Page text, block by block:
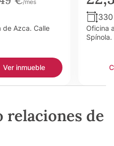
/mes
de Azca. Calle
Ver inmueble
Oficina
Spínola.
relaciones de